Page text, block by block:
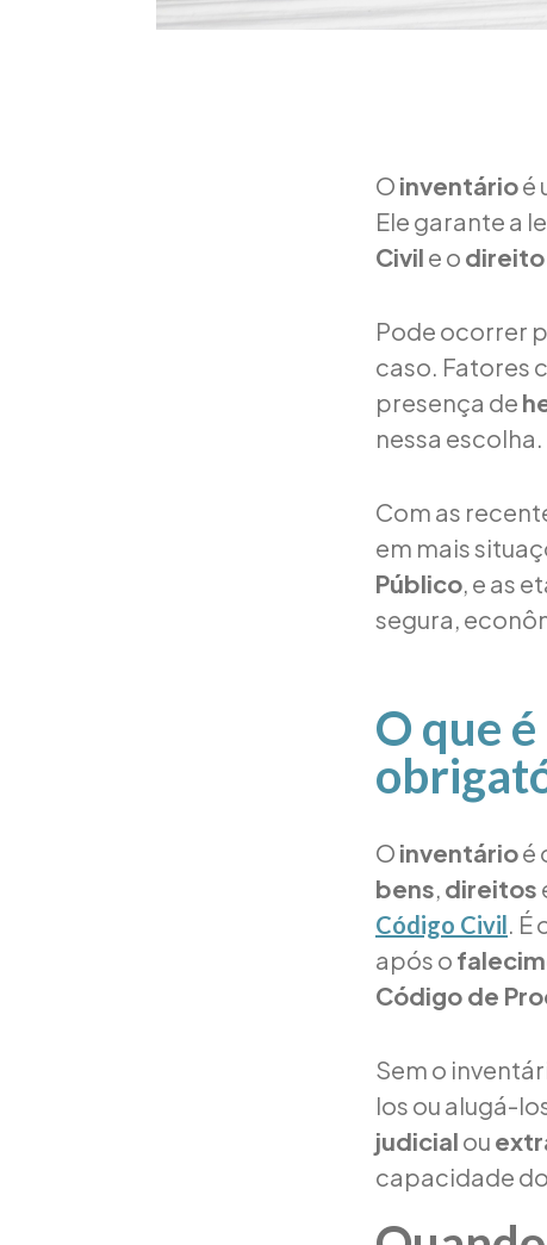
O inventárioé
Ele garante a
Civil e o direito
Pode ocorrer
caso. Fatores
presença de
nessa escolha.
Com as
em mais
Público, e as
segura,
O que
O inventárioé
bens, direitos
Código Civil. É
após o
Código de
Sem o
los ou alugá-
judicial ou
capacidade